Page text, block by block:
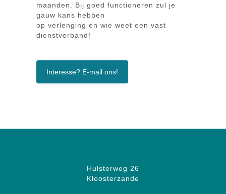
maanden. Bij goed functioneren zul je
gauw kans hebben
op verlenging en wie weet een vast
dienstverband!
Interesse? E-mail ons!
Hulsterweg 26
Kloosterzande